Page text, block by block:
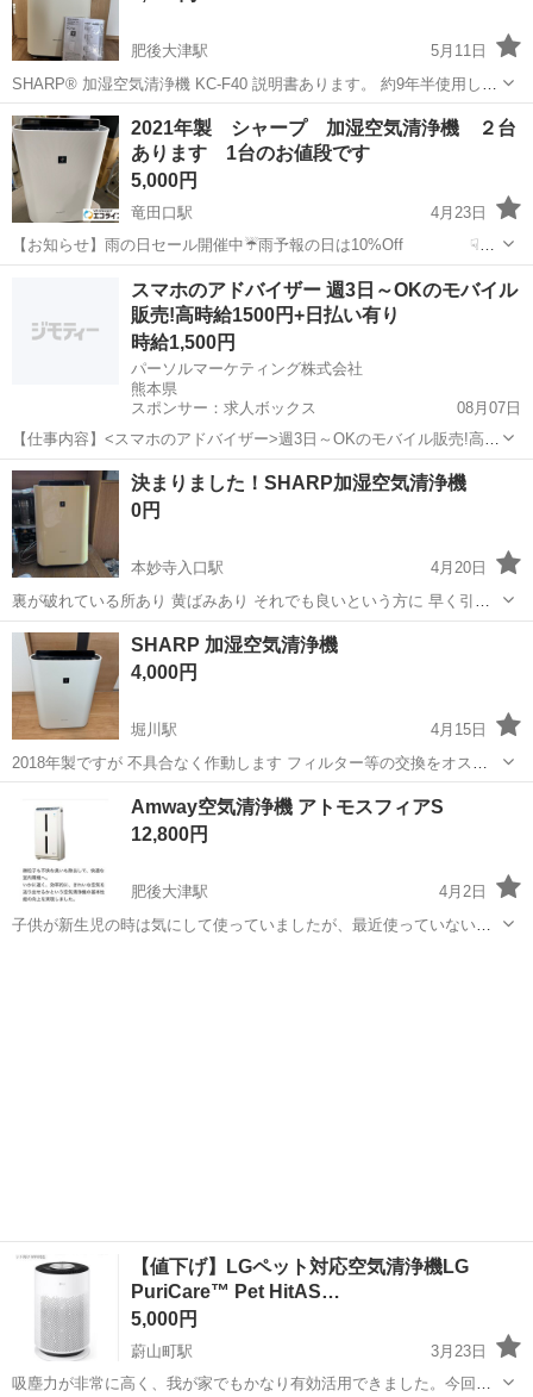
肥後大津駅
5月11日
SHARP® 加湿空気清浄機 KC-F40 説明書あります。 約9年半使用しま
した。 不要になったのでお譲します。
熊本 菊池郡 肥後大津駅 季節、空調家電
プラズマクラスター
2021年製 シャープ 加湿空気清浄機 ２台
あります 1台のお値段です
5,000円
竜田口駅
4月23日
【お知らせ】雨の日セール開催中☔雨予報の日は10%Off ☟商
品詳細☟ 【状態】中古品 動作確認済み 【クリーニング】簡易清掃済
み 【サイズ】高さ ㎝ 横幅 ㎝ 奥行 ㎝ 【その他】中古品
の為、それなりの使...
季節、空調家電
セカンドストリート
スマホのアドバイザー 週3日～OKのモバイル
販売!高時給1500円+日払い有り
時給1,500円
パーソルマーケティング株式会社
熊本県
スポンサー：求人ボックス
08月07日
【仕事内容】<スマホのアドバイザー>週3日～OKのモバイル販売!高時
給1500円+日払い有り! ・大手キャリアでスマホ販売 ・土日+平日1日
の週3日～OK! ・時給1500円+日払い有り ・Wワーク勤務も大歓迎! ・
フォロー体制は...
アルバイト・パート
決まりました！SHARP加湿空気清浄機
0円
本妙寺入口駅
4月20日
裏が破れている所あり 黄ばみあり それでも良いという方に 早く引き
取り希望
熊本 熊本市 本妙寺入口駅 季節、空調家電
SHARP 加湿空気清浄機
4,000円
堀川駅
4月15日
2018年製ですが 不具合なく作動します フィルター等の交換をオスス
メします
堀川駅 季節、空調家電
Amway空気清浄機 アトモスフィアS
12,800円
肥後大津駅
4月2日
子供が新生児の時は気にして使っていましたが、最近使っていないな
【値下げ】LGペット対応空気清浄機LG
PuriCare™ Pet HitAS…
5,000円
蔚山町駅
3月23日
吸塵力が非常に高く、我が家でもかなり有効活用できました。今回引